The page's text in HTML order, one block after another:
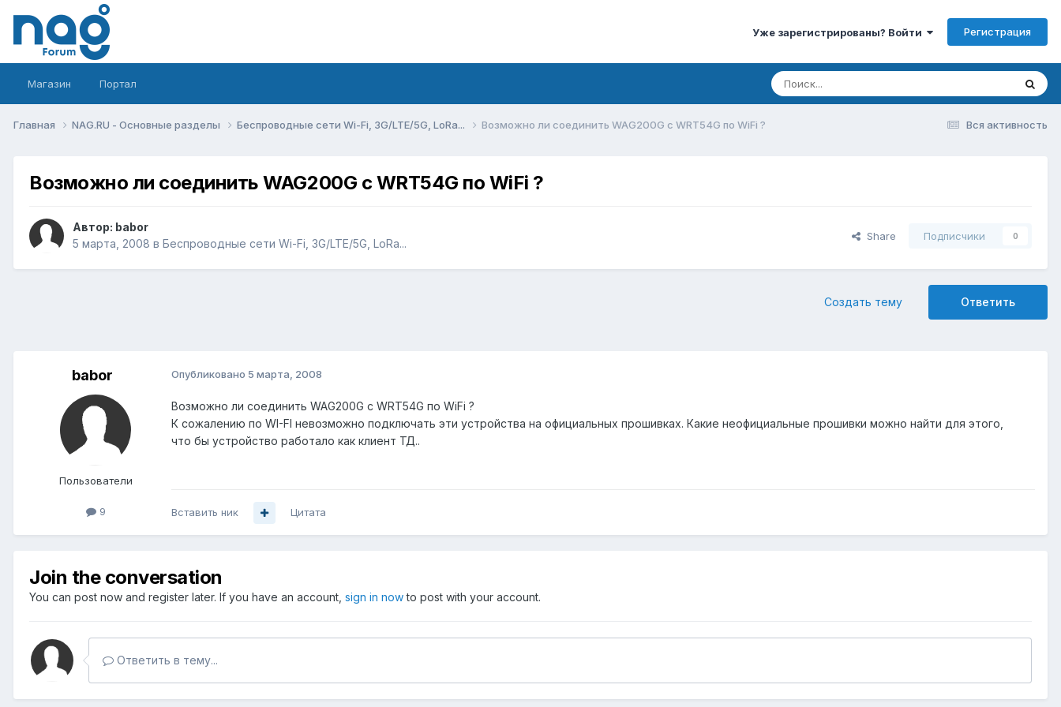
Уже зарегистрированы? Войти Регистрация
Магазин Портал
Вся активность
Главная NAG.RU - Основные разделы Беспроводные сети Wi-Fi, 3G/LTE/5G, LoRa... Возможно ли соединить WAG200G с WRT54G по WiFi ?
Возможно ли соединить WAG200G с WRT54G по WiFi ?
Автор: babor
5 марта, 2008 в Беспроводные сети Wi-Fi, 3G/LTE/5G, LoRa...
Share Подписчики 0
Ответить
Создать тему
babor
Пользователи
9
Опубликовано 5 марта, 2008
Возможно ли соединить WAG200G с WRT54G по WiFi ?
К сожалению по WI-FI невозможно подключать эти устройства на официальных прошивках. Какие неофициальные прошивки можно найти для этого,
что бы устройство работало как клиент ТД..
Вставить ник Цитата
Join the conversation
You can post now and register later. If you have an account, sign in nowto post with your account.
Ответить в тему...